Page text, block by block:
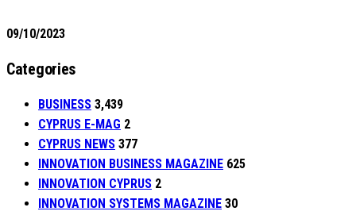
09/10/2023
Categories
BUSINESS 3,439
CYPRUS E-MAG 2
CYPRUS NEWS 377
INNOVATION BUSINESS MAGAZINE 625
INNOVATION CYPRUS 2
INNOVATION SYSTEMS MAGAZINE 30